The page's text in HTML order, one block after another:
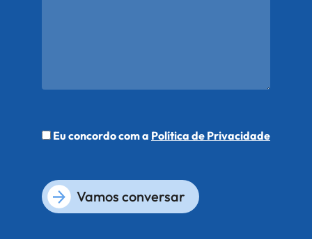
Eu concordo com a Política de Privacidade
Vamos conversar